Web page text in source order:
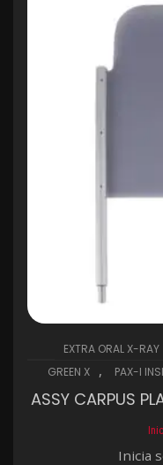
EXTRA ORAL X-RAY
GREEN X , PAX-I
ASSY CARPUS
Inicia